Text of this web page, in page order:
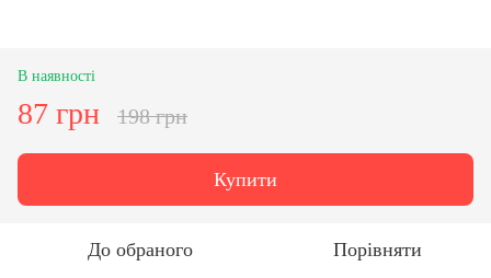
В наявності
87 грн 198 грн
Купити
До обраного Порівняти